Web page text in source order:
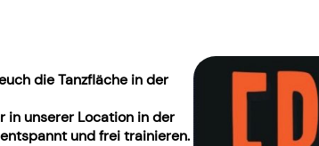
die Tanzfläche in der
in unserer Location in der
und frei trainieren.